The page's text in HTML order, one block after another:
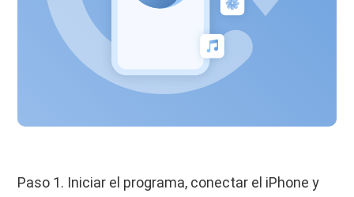
Paso 1. Iniciar el programa, conectar el iPhone y